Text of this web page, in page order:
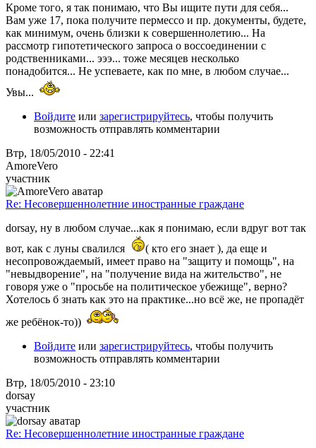
Кроме того, я так понимаю, что Вы ищите пути для себя...
Вам уже 17, пока получите пермессо и пр. документы, будете,
как минимум, очень близки к совершеннолетию... На
рассмотр гипотетического запроса о воссоединении с
родственниками... эээ... тоже месяцев несколько
понадобится... Не успеваете, как по мне, в любом случае...
Увы...
Войдите или зарегистрируйтесь, чтобы получить
возможность отправлять комментарии
Втр, 18/05/2010 - 22:41
AmoreVero
участник
Re: Несовершеннолетние иностранные граждане
dorsay, ну в любом случае...как я понимаю, если вдруг вот так
вот, как с луны свалился
( кто его знает ), да еще и
несопровождаемый, имеет право на "защиту и помощь", на
"невыдворение", на "получение вида на жительство", не
говоря уже о "просьбе на политическое убежище", верно?
Хотелось б знать как это на практике...но всё же, не пропадёт
же ребёнок-то))
Войдите или зарегистрируйтесь, чтобы получить
возможность отправлять комментарии
Втр, 18/05/2010 - 23:10
dorsay
участник
Re: Несовершеннолетние иностранные граждане